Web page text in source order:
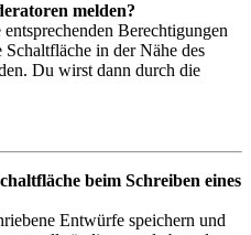
melden?
Berechtigungen
Schaltfläche in der Nähe des
Du wirst dann durch die
beim Schreiben eines
Entwürfe speichern und